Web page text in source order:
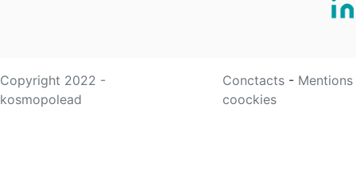
Copyright 2022 -
kosmopolead
Conctacts -
coockies